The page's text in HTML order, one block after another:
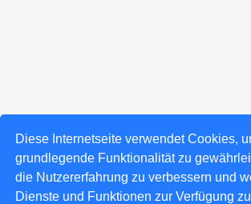
Diese Internetseite verwendet Cookies,
grundlegende Funktionalität zu
die Nutzererfahrung zu verbessern und
Dienste und Funktionen zur Verfügung zu